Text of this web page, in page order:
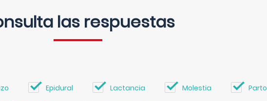
las respuestas
Epidural Lactancia Molestia Parto